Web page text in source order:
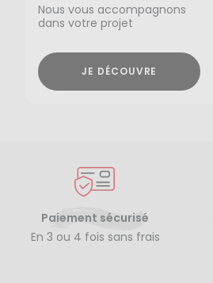
Nous vous accompagnons
dans votre projet
JE DÉCOUVRE
Paiement sécurisé
En 3 ou 4 fois sans frais